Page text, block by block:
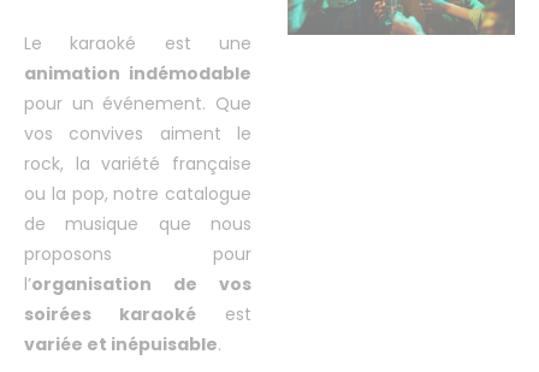
Le karaoké est une
animation indémodable
pour un événement. Que
vos convives aiment le
rock, la variété française
ou la pop, notre catalogue
de musique que nous
proposons pour
l’organisation de vos
soirées karaoké est
variée et inépuisable.